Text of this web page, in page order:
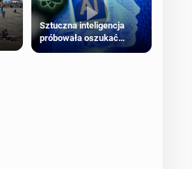
Sztuczna inteligencja
próbowała oszukać
człowieka